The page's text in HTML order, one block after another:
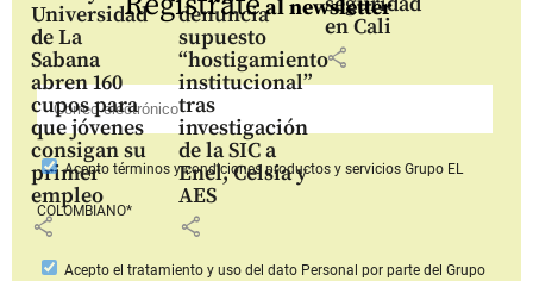
Universidad
de La
Sabana
abren 160
cupos para
que jóvenes
consigan su
primer
empleo
share
denuncia
supuesto
“hostigamiento
institucional”
tras
investigación
de la SIC a
Enel, Celsia y
AES
share
en Cali
share
al newsletter
Aceptotérminos y condiciones productos y serviciosGrupo EL
COLOMBIANO*
Acepto el tratamiento y uso del dato Personal por parte del Grupo